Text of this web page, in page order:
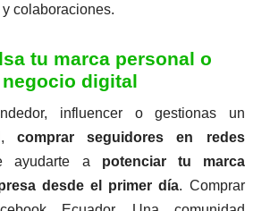
colaboraciones.
tu marca personal o
negocio digital
influencer o gestionas un
comprar seguidores en redes
ayudarte a potenciar tu marca
desde el primer día. Comprar